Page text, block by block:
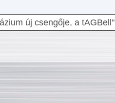
új csengője, a tAGBell"